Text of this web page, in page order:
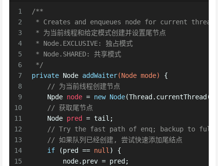
1
2
3
4
5
6
7
8
9
10
11
12
13
14
15
/**
* Creates and enqueues node for current thread
* 为当前线程和给定模式创建并设置尾节点
* Node.EXCLUSIVE: 独占模式
* Node.SHARED: 共享模式
*/
private Node addWaiter(Node mode)
{
// 为当前线程创建节点
Npde node = new Node
// 获取尾节点
Node pred = tail;
// Try the fast path of enq; backup to full
// 如果队列已经创建, 尝试快速添加尾结点
if (pred == null ) {
        node.prev = pred;